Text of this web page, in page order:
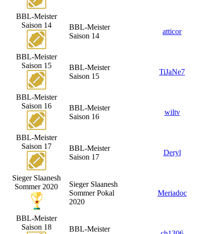
BBL-Meister
Saison 14
BBL-Meister
Saison 14
atticor
BBL-Meister
Saison 15
BBL-Meister
Saison 15
TiJaNe7
BBL-Meister
Saison 16
BBL-Meister
Saison 16
wiltv
BBL-Meister
Saison 17
BBL-Meister
Saison 17
Deryl
Sieger Slaanesh
Sommer 2020
Sieger Slaanesh
Sommer Pokal
2020
Meriadoc
BBL-Meister
Saison 18
BBL-Meister